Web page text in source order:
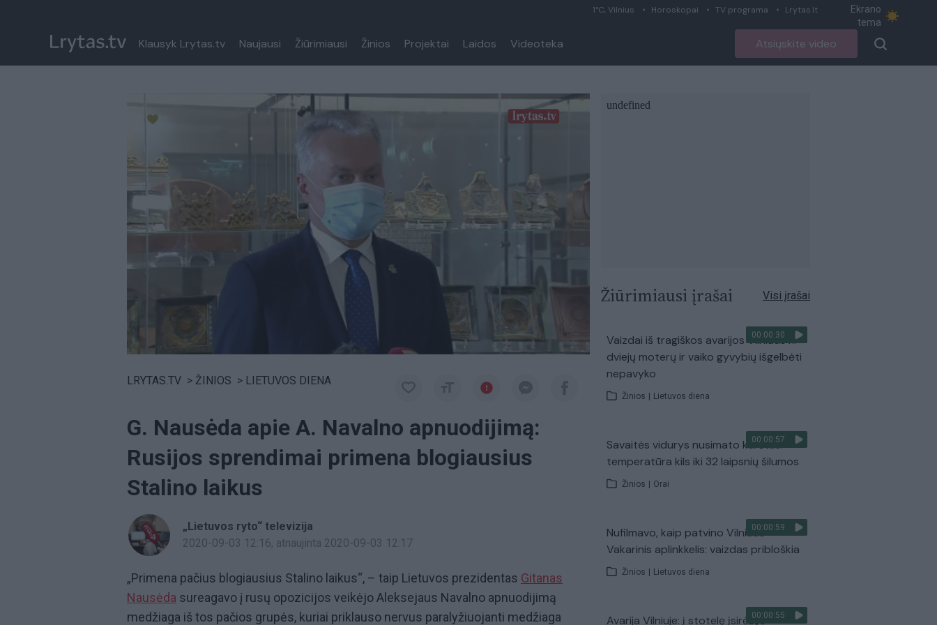
1°C, Vilnius Horoskopai TV programa Lrytas.lt
Ekrano
tema
Klausyk Lrytas.tv Naujausi Žiūrimiausi Žinios Projektai Laidos Videoteka Atsiųskite video
LRYTAS.TV > ŽINIOS > LIETUVOS DIENA
G. Nausėda apie A. Navalno apnuodijimą:
Rusijos sprendimai primena blogiausius
Stalino laikus
„Lietuvos ryto“ televizija
2020-09-03 12:16, atnaujinta 2020-09-03 12:17
„Primena pačius blogiausius Stalino laikus“, – taip Lietuvos prezidentas Gitanas
Nausėda sureagavo į rusų opozicijos veikėjo Aleksejaus Navalno apnuodijimą
medžiaga iš tos pačios grupės, kuriai priklauso nervus paralyžiuojanti medžiaga
Žiūrimiausi įrašai Visi įrašai
00:00:30
Vaizdai iš tragiškos avarijos Vilniaus r.:
dviejų moterų ir vaiko gyvybių išgelbėti
nepavyko
Žinios Lietuvos diena
00:00:57
Savaitės vidurys nusimato karštas:
temperatūra kils iki 32 laipsnių šilumos
Žinios Orai
00:00:59
Nufilmavo, kaip patvino Vilniaus
Vakarinis aplinkkelis: vaizdas pribloškia
Žinios Lietuvos diena
00:00:55
Avarija Vilniuje: į stotelę įsirėžęs